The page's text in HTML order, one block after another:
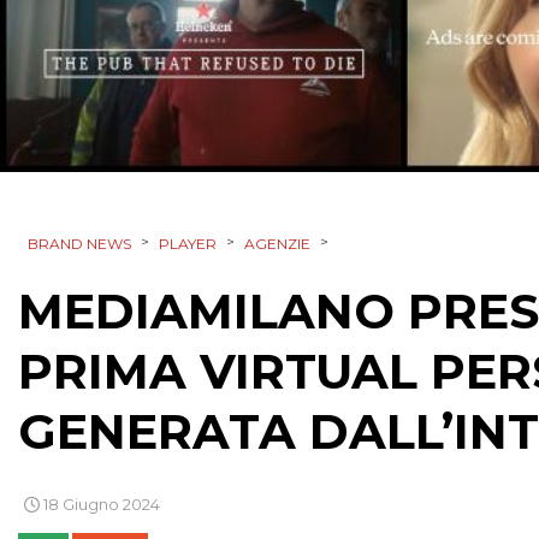
BRAND NEWS > PLAYER > AGENZIE >
MEDIAMILANO
PRIMA VIRTUAL
GENERATA
18 Giugno 2024